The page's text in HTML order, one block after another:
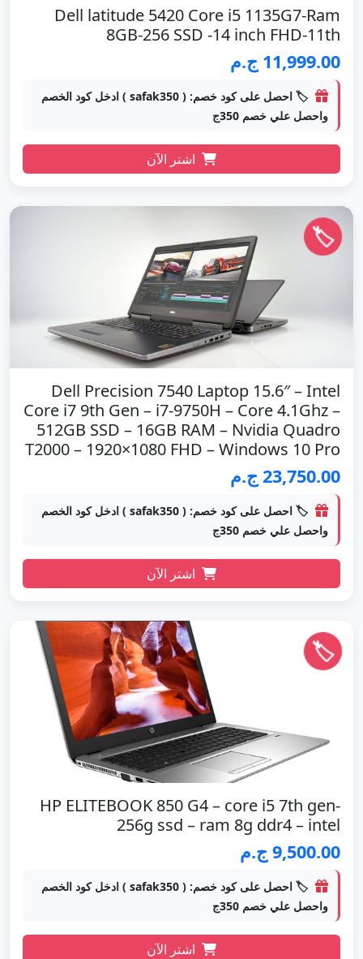
Dell latitude 5420 Core i5 1135G7-Ram
8GB-256 SSD -14 inch FHD-11th
11,999.00 ج.م
🏷️ احصل على كود خصم: ( safak350 ) ادخل كود الخصم
واحصل علي خصم 350ج
اشتر الآن
🏷️
Dell Precision 7540 Laptop 15.6″ – Intel
Core i7 9th Gen – i7-9750H – Core 4.1Ghz –
512GB SSD – 16GB RAM – Nvidia Quadro
T2000 – 1920×1080 FHD – Windows 10 Pro
23,750.00 ج.م
🏷️ احصل على كود خصم: ( safak350 ) ادخل كود الخصم
واحصل علي خصم 350ج
اشتر الآن
🏷️
HP ELITEBOOK 850 G4 – core i5 7th gen-
256g ssd – ram 8g ddr4 – intel
9,500.00 ج.م
🏷️ احصل على كود خصم: ( safak350 ) ادخل كود الخصم
واحصل علي خصم 350ج
اشتر الآن